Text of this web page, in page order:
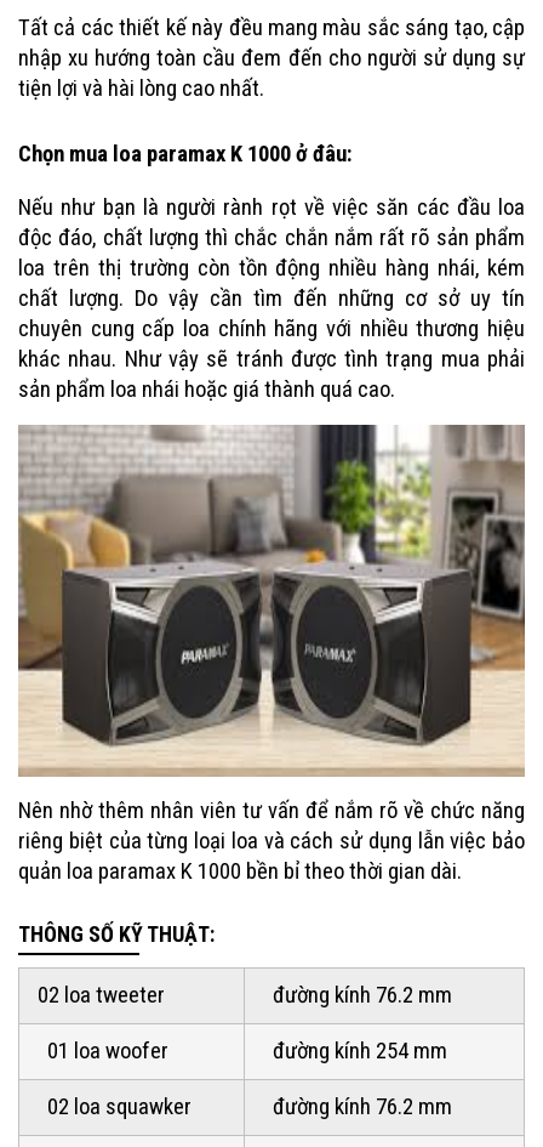
Tất cả các thiết kế này đều mang màu sắc sáng tạo, cập
nhập xu hướng toàn cầu đem đến cho người sử dụng sự
tiện lợi và hài lòng cao nhất.
Chọn mua loa paramax K 1000 ở đâu:
Nếu như bạn là người rành rọt về việc săn các đầu loa
độc đáo, chất lượng thì chắc chắn nắm rất rõ sản phẩm
loa trên thị trường còn tồn động nhiều hàng nhái, kém
chất lượng. Do vậy cần tìm đến những cơ sở uy tín
chuyên cung cấp loa chính hãng với nhiều thương hiệu
khác nhau. Như vậy sẽ tránh được tình trạng mua phải
sản phẩm loa nhái hoặc giá thành quá cao.
Nên nhờ thêm nhân viên tư vấn để nắm rõ về chức năng
riêng biệt của từng loại loa và cách sử dụng lẫn việc bảo
quản loa paramax K 1000 bền bỉ theo thời gian dài.
THÔNG SỐ KỸ THUẬT:
02 loa tweeter đường kính 76.2 mm
01 loa woofer đường kính 254 mm
02 loa squawker đường kính 76.2 mm